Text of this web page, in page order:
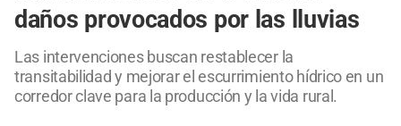
daños provocados por las lluvias
Las intervenciones buscan restablecer la
transitabilidad y mejorar el escurrimiento hídrico en un
corredor clave para la producción y la vida rural.